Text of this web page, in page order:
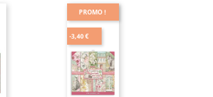
PROMO !
-3,40 €